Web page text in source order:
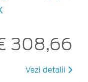
308,66
Vezi detalii